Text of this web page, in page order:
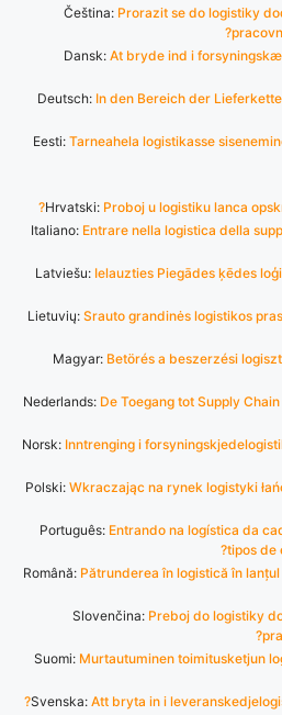
Čeština: Prorazit se do logistiky
Dansk: At bryde ind i
Deutsch: In den Bereich der
Eesti: Tarneahela logistikasse
Hrvatski: Proboj u logistiku lanca
Italiano: Entrare nella logistica della
Latviešu: Ielauzties Piegādes ķēdes
Lietuvių: Srauto grandinės logistikos
Magyar: Betörés a beszerzési
Nederlands: De Toegang tot Supply
Norsk: Inntrenging i
Polski: Wkraczając na rynek logistyki
Português: Entrando na logística da
tipos de
Română: Pătrunderea în logistică în
Slovenčina: Preboj do logistiky
Suomi: Murtautuminen toimitusketjun
Svenska: Att bryta in i